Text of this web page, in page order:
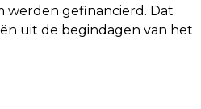
werden gefinancierd. Dat
uit de begindagen van het